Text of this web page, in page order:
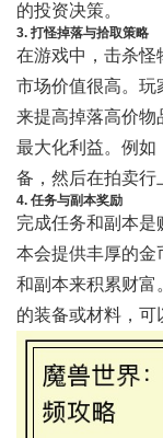
的投资决策。
3. 打怪掉落与拾取策略
在游戏中，击杀怪
市场价值很高。玩
来提高掉落高价物
最大化利益。例如
备，然后在拍卖行
4. 任务与副本奖励
完成任务和副本是
本会提供丰厚的金
和副本来积累财富
的装备或材料，可